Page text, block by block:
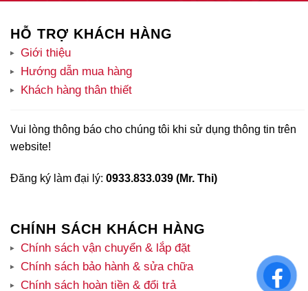
HỖ TRỢ KHÁCH HÀNG
Giới thiệu
Hướng dẫn mua hàng
Khách hàng thân thiết
Vui lòng thông báo cho chúng tôi khi sử dụng thông tin trên
website!
Đăng ký làm đại lý: 0933.833.039 (Mr. Thi)
CHÍNH SÁCH KHÁCH HÀNG
Chính sách vận chuyển & lắp đặt
Chính sách bảo hành & sửa chữa
Chính sách hoàn tiền & đổi trả